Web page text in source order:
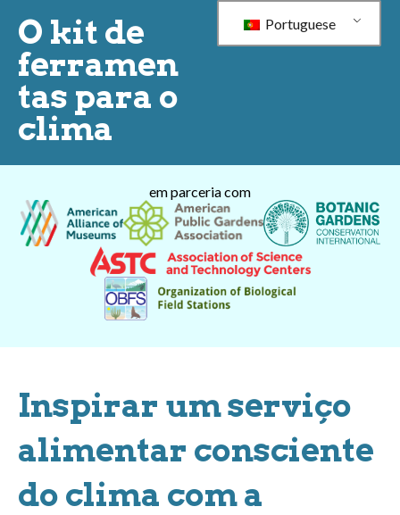
O kit de
ferramen
tas para o
clima
Portuguese
em parceria com
Inspirar um serviço
alimentar consciente
do clima com a